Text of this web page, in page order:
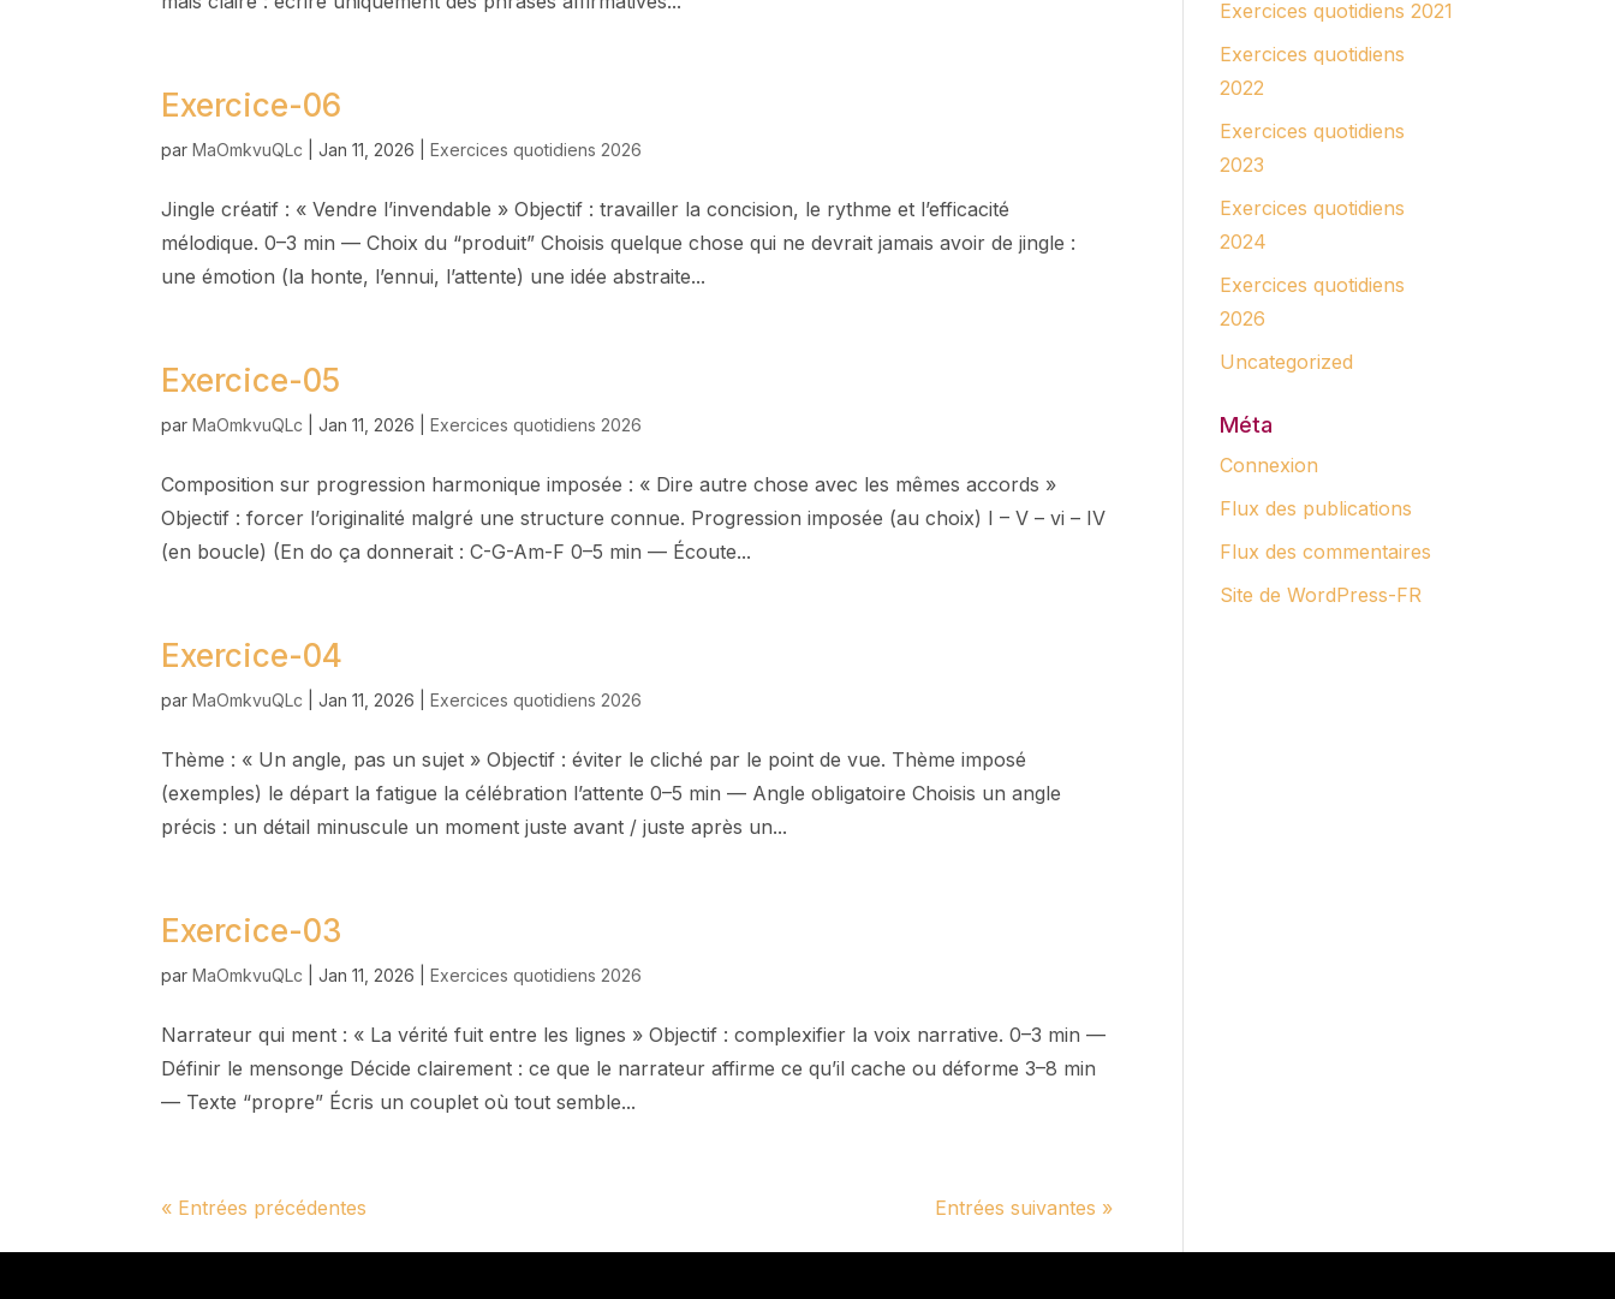
Exercice-06
parMaOmkvuQLc |Jan 11, 2026 |Exercices quotidiens 2026
Jingle créatif : « Vendre l’invendable » Objectif : travailler la concision, le rythme et l’efficacité
mélodique. 0–3 min — Choix du “produit” Choisis quelque chose qui ne devrait jamais avoir de jingle :
une émotion (la honte, l’ennui, l’attente) une idée abstraite...
Exercice-05
parMaOmkvuQLc |Jan 11, 2026 |Exercices quotidiens 2026
Composition sur progression harmonique imposée : « Dire autre chose avec les mêmes accords »
Objectif : forcer l’originalité malgré une structure connue. Progression imposée (au choix) I – V – vi – IV
(en boucle) (En do ça donnerait : C-G-Am-F 0–5 min — Écoute...
Exercice-04
parMaOmkvuQLc |Jan 11, 2026 |Exercices quotidiens 2026
Thème : « Un angle, pas un sujet » Objectif : éviter le cliché par le point de vue. Thème imposé
(exemples) le départ la fatigue la célébration l’attente 0–5 min — Angle obligatoire Choisis un angle
précis : un détail minuscule un moment juste avant / juste après un...
Exercice-03
parMaOmkvuQLc |Jan 11, 2026 |Exercices quotidiens 2026
Narrateur qui ment : « La vérité fuit entre les lignes » Objectif : complexifier la voix narrative. 0–3 min —
Définir le mensonge Décide clairement : ce que le narrateur affirme ce qu’il cache ou déforme 3–8 min
— Texte “propre” Écris un couplet où tout semble...
« Entrées précédentes Entrées suivantes »
Exercices quotidiens 2021
Exercices quotidiens
2022
Exercices quotidiens
2023
Exercices quotidiens
2024
Exercices quotidiens
2026
Uncategorized
Méta
Connexion
Flux des publications
Flux des commentaires
Site de WordPress-FR